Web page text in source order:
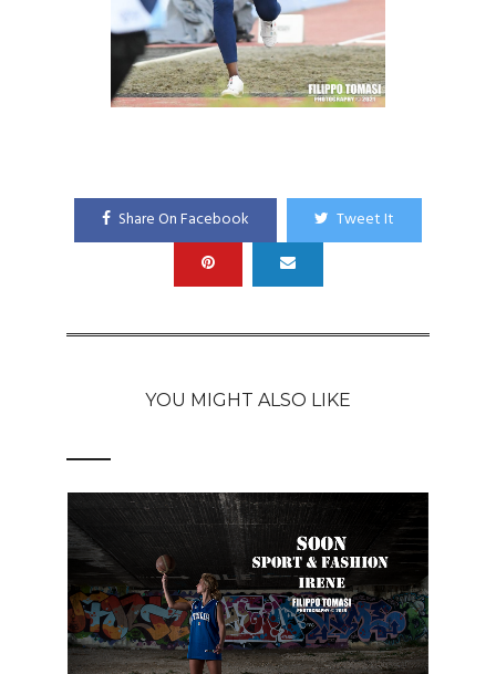
Share On Facebook Tweet It
YOU MIGHT ALSO LIKE